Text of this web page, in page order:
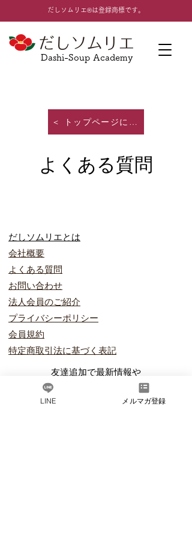
​だしソムリエ®は登録商標です。
Dashi-Soup Academy
＜ トップページに戻る
よくある質問
だしソムリエとは​
会社概要
​よくある質問
お問い合わせ
​法人会員のご紹介
プライバシーポリシー
会員規約
​特定商取引法に基づく表記
友達追加で最新情報や
LINE メルマガ登録